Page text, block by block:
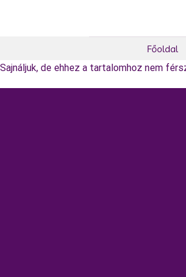
Főoldal
Sajnáljuk, de ehhez a tartalomhoz nem